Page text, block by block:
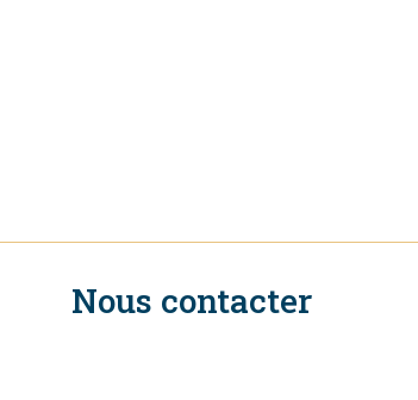
Nous contacter